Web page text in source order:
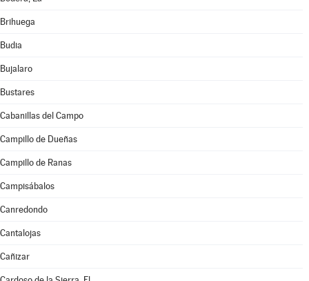
Brihuega
Budia
Bujalaro
Bustares
Cabanillas del Campo
Campillo de Dueñas
Campillo de Ranas
Campisábalos
Canredondo
Cantalojas
Cañizar